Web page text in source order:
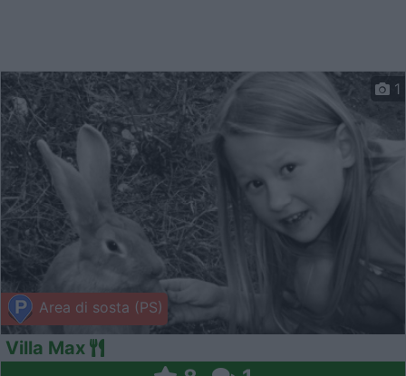
Area di sosta (PS)
1
Villa Max